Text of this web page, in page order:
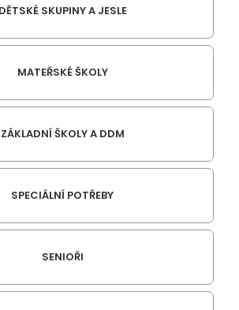
DĚTSKÉ SKUPINY A JESLE
MATEŘSKÉ ŠKOLY
ZÁKLADNÍ ŠKOLY A DDM
SPECIÁLNÍ POTŘEBY
SENIOŘI